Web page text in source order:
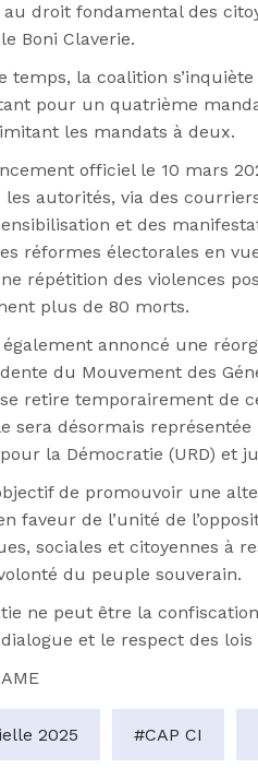
droit fondamental des
Boni Claverie.
temps, la coalition
pour un quatrième
les mandats à deux.
officiel le 10 mars
autorités, via des
et des
réformes électorales en
répétition des violences
plus de 80 morts.
annoncé une
du Mouvement des
retire temporairement de
sera désormais représentée
la Démocratie (URD) et
de promouvoir une
faveur de l’unité de
sociales et citoyennes à
du peuple souverain.
ne peut être la
et le respect des
2025 #CAP CI